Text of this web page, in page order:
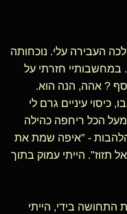
העבירה עלי. נוכחותה
במחשבותיי חזרתי על
? אהה, הנה הוא.
כיסוי עיניים גרם לי
הכל ריחפה כהילה
- "איפה שמת את
הייתי עמוק בתוך
התחושה בידי, הייתי